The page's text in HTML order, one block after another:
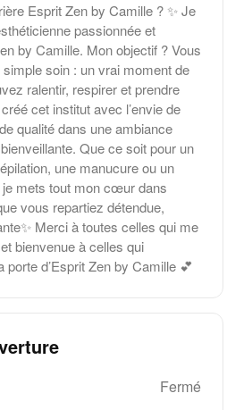
Esprit Zen by Camille ? ✨ Je
passionnée et
by Camille. Mon objectif ? Vous
simple soin : un vrai moment de
ralentir, respirer et prendre
cet institut avec l’envie de
qualité dans une ambiance
Que ce soit pour un
une manucure ou un
mets tout mon cœur dans
vous repartiez détendue,
Merci à toutes celles qui me
bienvenue à celles qui
porte d’Esprit Zen by Camille 💕
Fermé